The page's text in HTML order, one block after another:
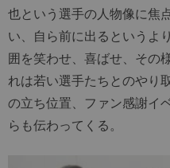
也という選手の人物像に焦
い、自ら前に出るというよ
囲を笑わせ、喜ばせ、その
れは若い選手たちとのやり
の立ち位置、ファン感謝イ
らも伝わってくる。